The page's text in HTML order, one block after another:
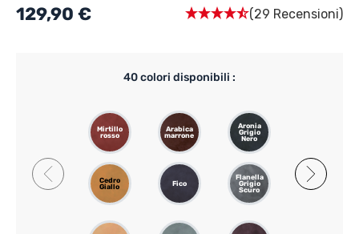
129,90 €
(29 Recensioni)
40colori disponibili :
Mirtillo
rosso
Arabica
marrone
Aronia
Grigio
Nero
Cedro
Giallo
Fico
Flanella
Grigio
Scuro
Gazzella
Grigio
Rosa